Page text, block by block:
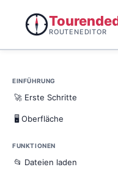
ROUTENEDITOR
EINFÜHRUNG
🚀 Erste Schritte
🖥 Oberfläche
FUNKTIONEN
📂 Dateien laden